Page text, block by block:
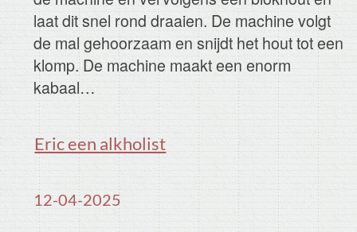
Eric een alkholist
12-04-2025
Eric loopt naar de computer kamer om op
Internet te kijken of er nog tickets
beschikbaar zijn. Hij heeft het warm, het
zweet loopt langs zijn gezicht en zijn handen
trillen hevig. De site laat zich met
mondjesmaat zien, wat hem erg irriteert en
pas na drie minuten…